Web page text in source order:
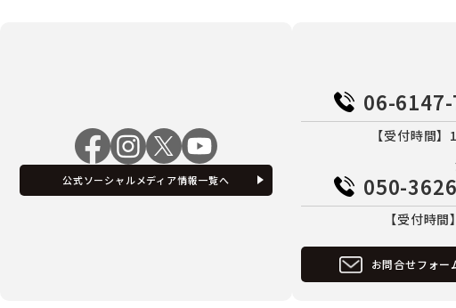
公式ソーシャルメディア情報一覧へ
06-
【受付時間
050-
【受付時
お問合せフォー